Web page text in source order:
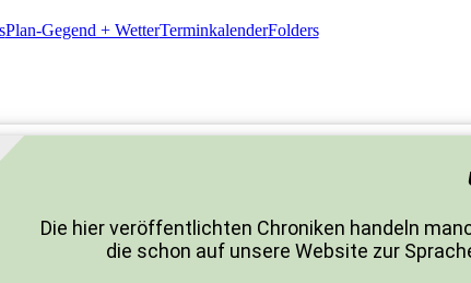
Plan-Gegend + WetterTerminkalenderFolders
Die hier veröffentlichten Chroniken handeln
die schon auf unsere Website zur